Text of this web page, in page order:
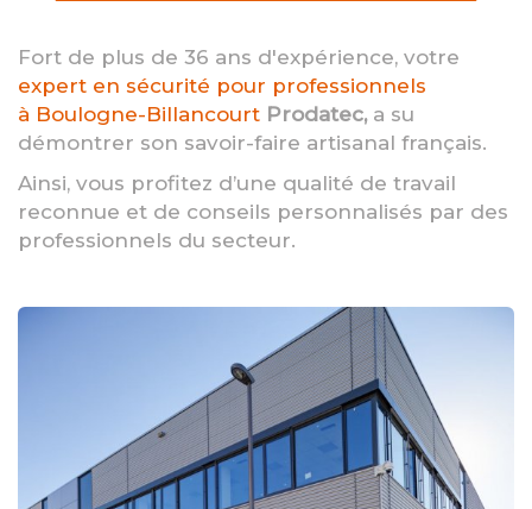
Fort de plus de 36 ans d'expérience, votre
expert en sécurité pour professionnels
à Boulogne-Billancourt Prodatec, a su
démontrer son savoir-faire artisanal français.
Ainsi, vous profitez d’une qualité de travail
reconnue et de conseils personnalisés par des
professionnels du secteur.